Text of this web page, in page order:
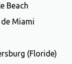
Beach
Miami
(Floride)